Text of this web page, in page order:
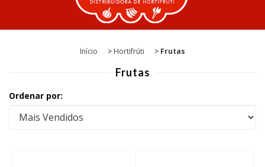
Início > Hortifrúti > Frutas
Frutas
Ordenar por: